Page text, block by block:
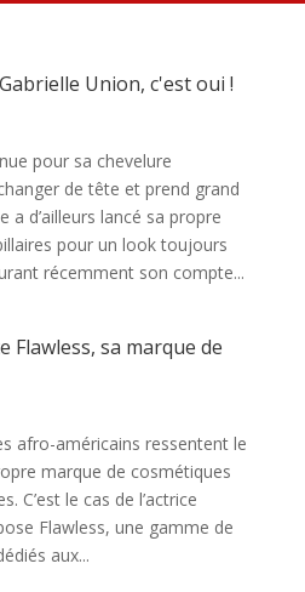
Union, c'est oui !
pour sa chevelure
de tête et prend grand
a d’ailleurs lancé sa propre
pour un look toujours
récemment son compte...
Flawless, sa marque de
afro-américains ressentent le
marque de cosmétiques
C’est le cas de l’actrice
Flawless, une gamme de
aux...